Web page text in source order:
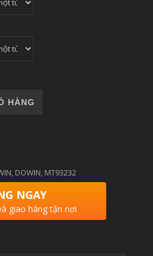
số lượng
HÀNG
, DOWIN, MT93232
NGAY
giao hàng tận nơi